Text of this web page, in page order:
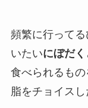
頻繁に行って
いたいにぼだく
食べられるも
脂をチョイスし